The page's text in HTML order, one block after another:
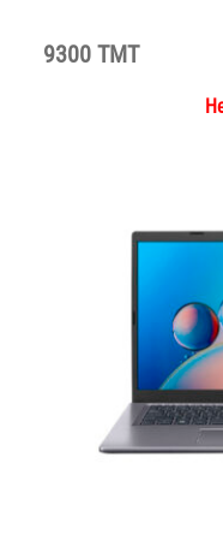
9300 TMT